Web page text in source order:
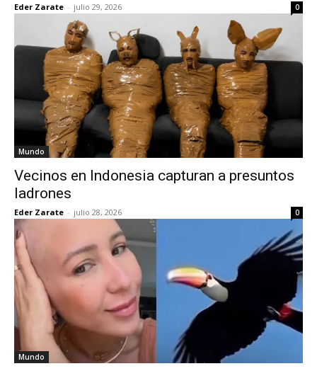
Eder Zarate - julio 29, 2026 0
Mundo
Vecinos en Indonesia capturan a presuntos
ladrones
Eder Zarate - julio 28, 2026 0
Mundo